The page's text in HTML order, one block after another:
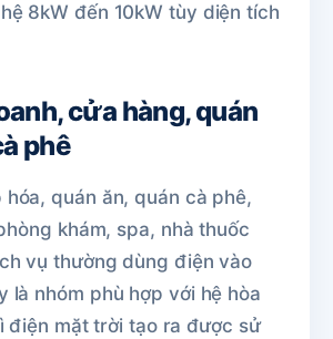
8kW đến 10kW tùy diện tích
cửa hàng, quán
phê
quán ăn, quán cà phê,
khám, spa, nhà thuốc
vụ thường dùng điện vào
là nhóm phù hợp với hệ hòa
điện mặt trời tạo ra được sử